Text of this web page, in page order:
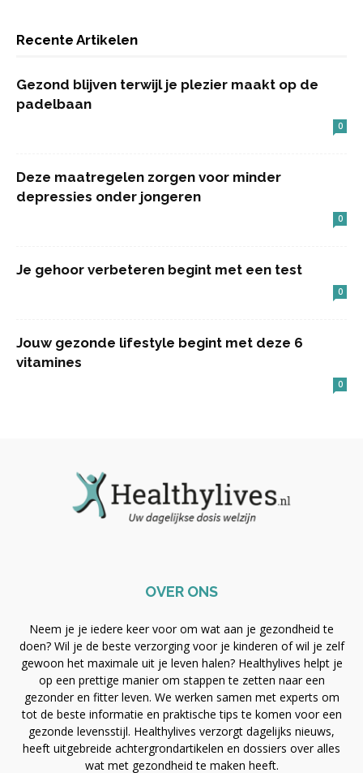
Recente Artikelen
Gezond blijven terwijl je plezier maakt op de
padelbaan
0
Deze maatregelen zorgen voor minder
depressies onder jongeren
0
Je gehoor verbeteren begint met een test
0
Jouw gezonde lifestyle begint met deze 6
vitamines
0
OVER ONS
Neem je je iedere keer voor om wat aan je gezondheid te
doen? Wil je de beste verzorging voor je kinderen of wil je zelf
gewoon het maximale uit je leven halen? Healthylives helpt je
op een prettige manier om stappen te zetten naar een
gezonder en fitter leven. We werken samen met experts om
tot de beste informatie en praktische tips te komen voor een
gezonde levensstijl. Healthylives verzorgt dagelijks nieuws,
heeft uitgebreide achtergrondartikelen en dossiers over alles
wat met gezondheid te maken heeft.